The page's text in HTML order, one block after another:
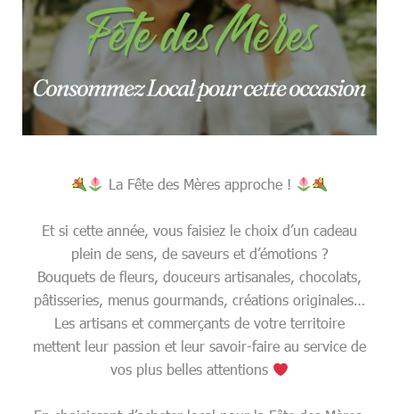
La Fête des Mères approche !
Et si cette année, vous faisiez le choix d’un cadeau
plein de sens, de saveurs et d’émotions ?
Bouquets de fleurs, douceurs artisanales, chocolats,
pâtisseries, menus gourmands, créations originales…
Les artisans et commerçants de votre territoire
mettent leur passion et leur savoir-faire au service de
vos plus belles attentions